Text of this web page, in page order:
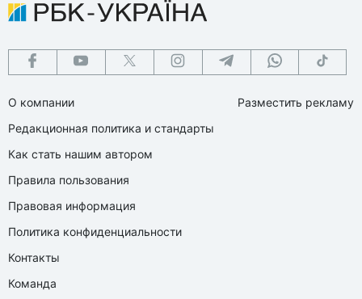
О компании
Редакционная политика и стандарты
Как стать нашим автором
Правила пользования
Правовая информация
Политика конфиденциальности
Контакты
Команда
Разместить рекламу